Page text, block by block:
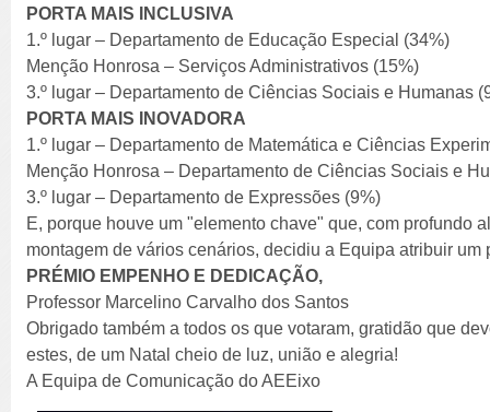
PORTA MAIS INCLUSIVA
1.º lugar – Departamento de Educação Especial (34%)
Menção Honrosa – Serviços Administrativos (15%)
3.º lugar – Departamento de Ciências Sociais e Humanas
PORTA MAIS INOVADORA
1.º lugar – Departamento de Matemática e Ciências
Menção Honrosa – Departamento de Ciências Sociais e
3.º lugar – Departamento de Expressões (9%)
E, porque houve um "elemento chave" que, com profundo
montagem de vários cenários, decidiu a Equipa atribuir um
PRÉMIO EMPENHO E DEDICAÇÃO,
Professor Marcelino Carvalho dos Santos
Obrigado também a todos os que votaram, gratidão que
estes, de um Natal cheio de luz, união e alegria!
A Equipa de Comunicação do AEEixo